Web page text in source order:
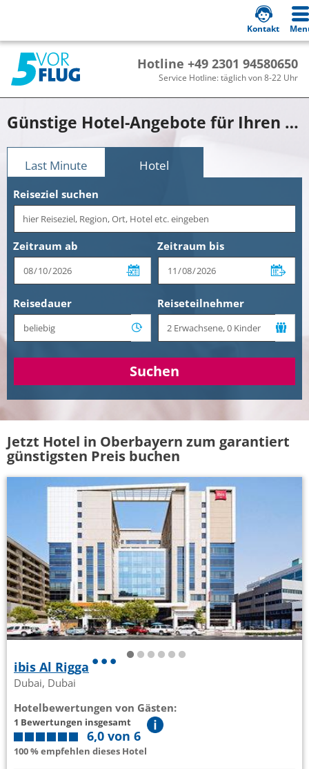
Hotline +49 2301 94580650
Service Hotline: täglich von 8-22 Uhr
Kontakt
Günstige Hotel-Angebote für Ihren Urlaub in Oberbayern!
Last Minute Hotel
Reiseziel suchen
Zeitraum ab Zeitraum bis
Reisedauer Reiseteilnehmer
Suchen
Jetzt Hotel in Oberbayern zum garantiert
günstigsten Preis buchen
ibis Al Rigga
Dubai, Dubai
Hotelbewertungen von Gästen:
1 Bewertungen insgesamt
6,0 von 6
100 % empfehlen dieses Hotel